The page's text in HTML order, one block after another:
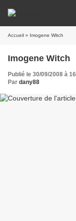
Accueil » Imogene Witch
Imogene Witch
Publié le 30/09/2008 à
Par dany88